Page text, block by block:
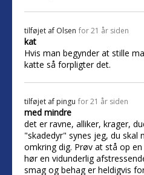
tilføjet af Olsen for 21 år siden
kat
Hvis man begynder at stille
katte så forpligter det.
tilføjet af pingu for 21 år siden
med mindre
det er ravne, alliker, krager,
"skadedyr" synes jeg, du skal
omkring dig. Prøv at stå op
hør en vidunderlig
smag og behag er heldigvis